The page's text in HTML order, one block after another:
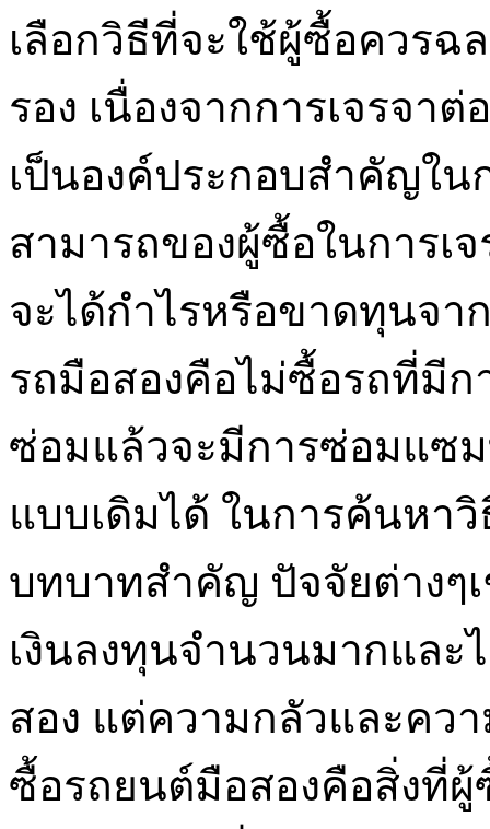
เลือกวิธีที่จะใช้ผู้ซื้อควรฉ
รอง เนื่องจากการเจรจา
เป็นองค์ประกอบสำคัญใ
สามารถของผู้ซื้อในการเ
จะได้กำไรหรือขาดทุนจ
รถมือสองคือไม่ซื้อรถที่มี
ซ่อมแล้วจะมีการซ่อมแซ
แบบเดิมได้ ในการค้นหา
บทบาทสำคัญ ปัจจัยต่างๆ
เงินลงทุนจำนวนมากแล
สอง แต่ความกลัวและควา
ซื้อรถยนต์มือสองคือสิ่งที่